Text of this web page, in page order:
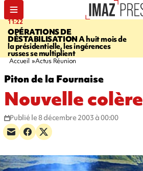
11:22
OPÉRATIONS DE
DÉSTABILISATIONA huit mois de
la présidentielle, les ingérences
russes se multiplient
Accueil Actus Réunion
Piton de la Fournaise
Nouvelle colère
Publié le 8 décembre 2003 à 00:00